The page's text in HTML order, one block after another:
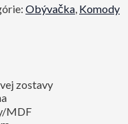
Obývačka, Komody
zostavy
MDF